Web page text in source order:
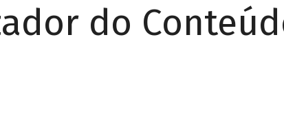
do